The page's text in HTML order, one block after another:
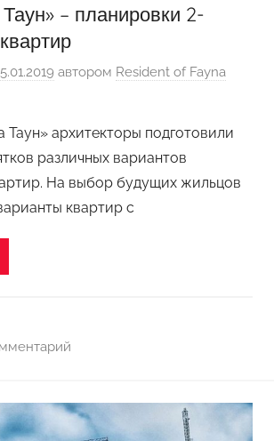
– планировки 2-
автором Resident of Fayna
архитекторы подготовили
различных вариантов
На выбор будущих жильцов
квартир с